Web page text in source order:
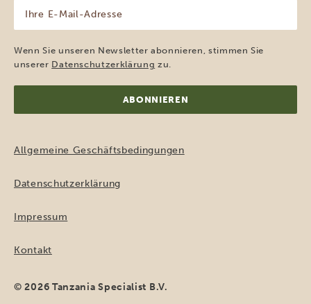
Mail-
Adresse
(erforderlich)
Wenn Sie unseren Newsletter abonnieren, stimmen Sie
unserer Datenschutzerklärung zu.
Allgemeine Geschäftsbedingungen
Datenschutzerklärung
Impressum
Kontakt
© 2026 Tanzania Specialist B.V.